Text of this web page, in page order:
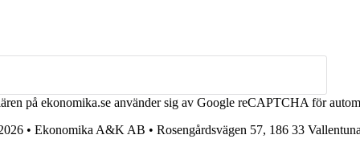
på ekonomika.se använder sig av Google reCAPTCHA för
• Ekonomika A&K AB • Rosengårdsvägen 57, 186 33